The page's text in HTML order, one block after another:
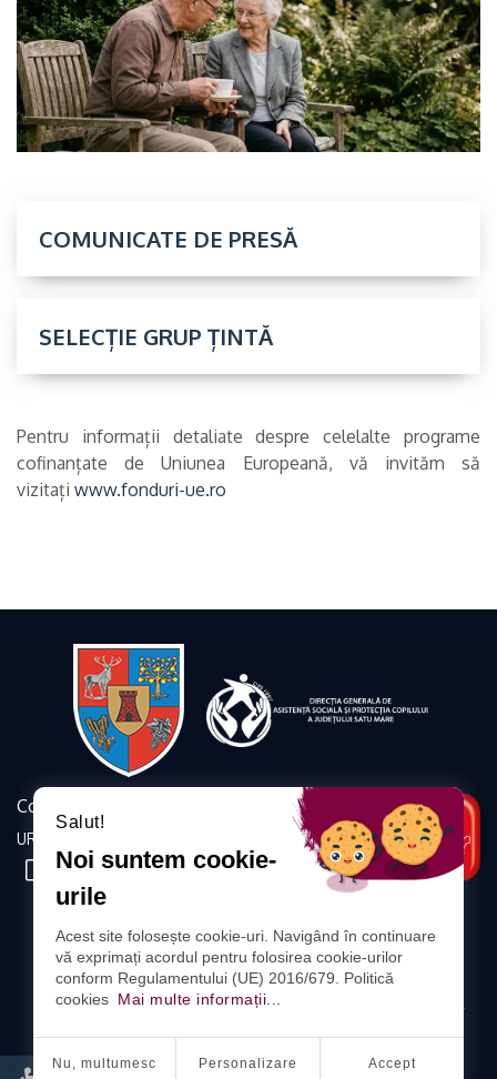
COMUNICATE DE PRESĂ
SELECȚIE GRUP ȚINTĂ
Pentru informații detaliate despre celelalte programe
cofinanțate de Uniunea Europeană, vă invităm să
vizitați www.fonduri-ue.ro
PROTECȚIA DATELOR CU CARACTER PERSONAL
DIRECȚIA GENERALĂ DE
ASISTENȚĂ SOCIALĂ ȘI PROTECȚIA COPILULUI
A JUDEȚULUI SATU MARE
ADRESA: SATU MARE, STR. CORVINILOR, NR. 18, COD POSTAL
Contact
URMĂRIȚI-NE
Salut!
Noi suntem cookie-
urile
Acest site folosește cookie-uri. Navigând în continuare
vă exprimați acordul pentru folosirea cookie-urilor
conform Regulamentului (UE) 2016/679. Politică
cookies
Mai multe informații...
Nu, multumesc Personalizare Accept